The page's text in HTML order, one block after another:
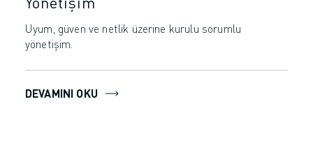
Uyum, güven ve netlik üzerine kurulu sorumlu
yönetişim.
DEVAMINI OKU